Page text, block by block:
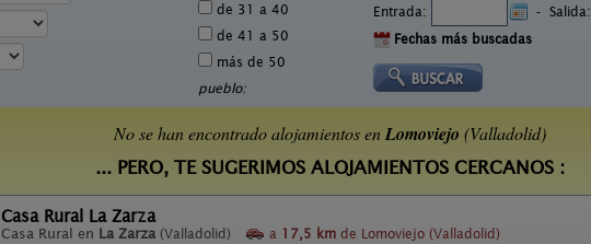
de 31 a 40
de 41 a 50
más de 50
pueblo:
Entrada:
- Salida:
Fechas más buscadas
No se han encontrado alojamientos enLomoviejo (Valladolid)
... PERO, TE SUGERIMOS ALOJAMIENTOS CERCANOS :
Casa Rural La Zarza
Casa Rural en La Zarza (Valladolid) a 17,5 km de Lomoviejo (Valladolid)